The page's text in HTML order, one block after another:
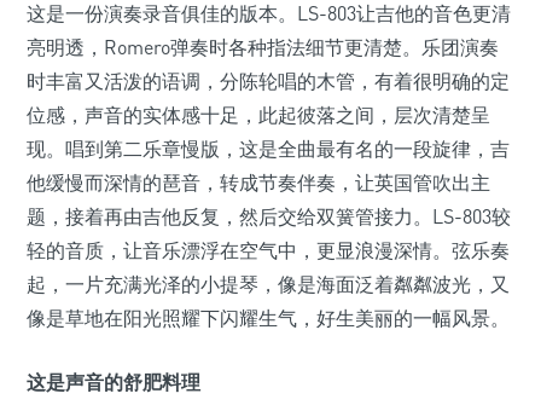
这是一份演奏录音俱佳的版本。LS-803让吉他的音色更清
亮明透，Romero弹奏时各种指法细节更清楚。乐团演奏
时丰富又活泼的语调，分陈轮唱的木管，有着很明确的定
位感，声音的实体感十足，此起彼落之间，层次清楚呈
现。唱到第二乐章慢版，这是全曲最有名的一段旋律，吉
他缓慢而深情的琶音，转成节奏伴奏，让英国管吹出主
题，接着再由吉他反复，然后交给双簧管接力。LS-803较
轻的音质，让音乐漂浮在空气中，更显浪漫深情。弦乐奏
起，一片充满光泽的小提琴，像是海面泛着粼粼波光，又
像是草地在阳光照耀下闪耀生气，好生美丽的一幅风景。
这是声音的舒肥料理